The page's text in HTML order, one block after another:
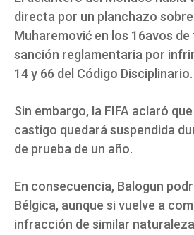
directa por un planchazo
Muharemović en los 16avos
sanción reglamentaria por
14 y 66 del Código Disciplinario.
Sin embargo, la FIFA aclaró
castigo quedará suspendida
de prueba de un año.
En consecuencia, Balogun
Bélgica, aunque si vuelve a
infracción de similar